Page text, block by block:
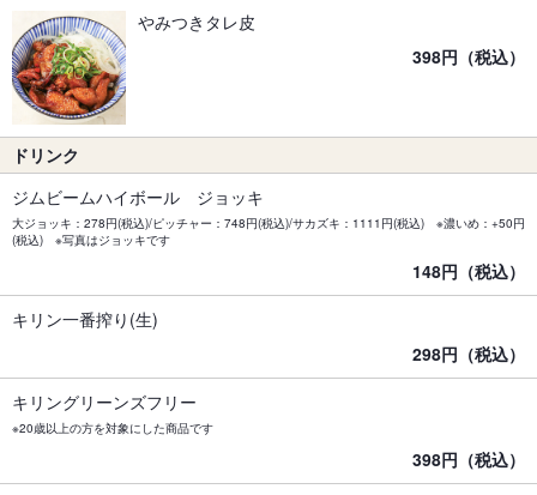
やみつきタレ皮
398円（税込）
ドリンク
ジムビームハイボール ジョッキ
大ジョッキ：278円(税込)/ピッチャー：748円(税込)/サカズキ：1111円(税込) ※濃いめ：+50円
(税込) ※写真はジョッキです
148円（税込）
キリン一番搾り(生)
298円（税込）
キリングリーンズフリー
※20歳以上の方を対象にした商品です
398円（税込）